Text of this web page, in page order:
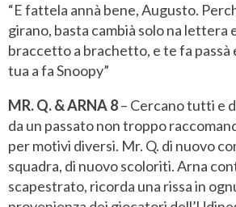
“E fattela annà bene, Augusto.
girano, basta cambià solo na lettera
braccetto a brachetto, e te fa passà
tua a fa Snoopy”
MR. Q. & ARNA 8– Cercano tutti e
da un passato non troppo
per motivi diversi. Mr. Q. di nuovo
squadra, di nuovo scoloriti. Arna
scapestrato, ricorda una rissa in